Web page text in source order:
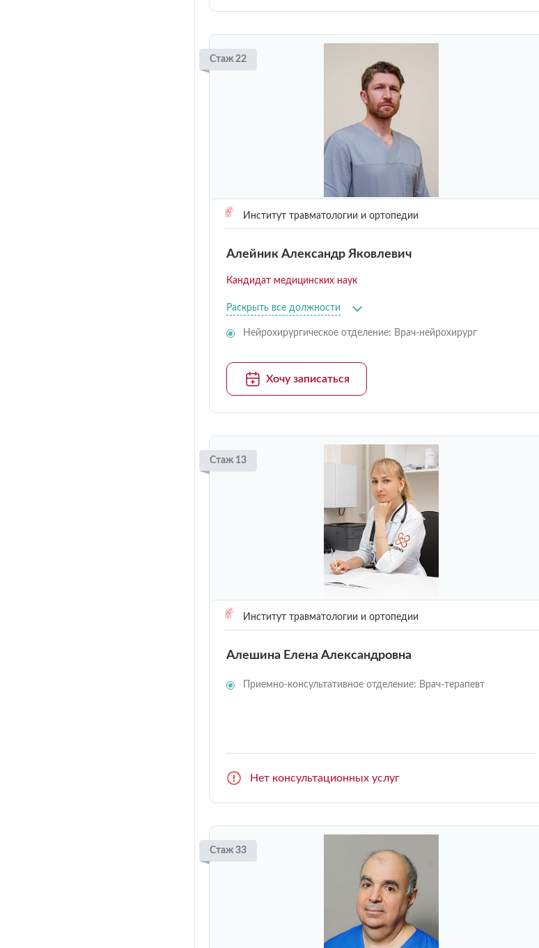
Стаж 22
Институт травматологии и ортопедии
Алейник Александр Яковлевич
Кандидат медицинских наук
Раскрыть все должности
Нейрохирургическое отделение: Врач-нейрохирург
Хочу записаться
Стаж 13
Институт травматологии и ортопедии
Алешина Елена Александровна
Приемно-консультативное отделение: Врач-терапевт
Нет консультационных услуг
Стаж 33